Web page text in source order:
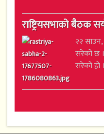
राष्ट्रियसभाको बैठक
२२ साउन,
सरेको छ
सरेको हो